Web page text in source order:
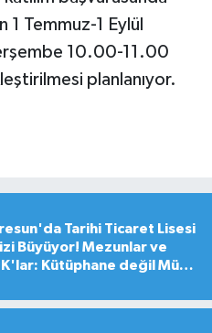
Temmuz-1 Eylül
10.00-11.00
planlanıyor.
Tarihi Ticaret Lisesi
Büyüyor! Mezunlar ve
Kütüphane değil Müze